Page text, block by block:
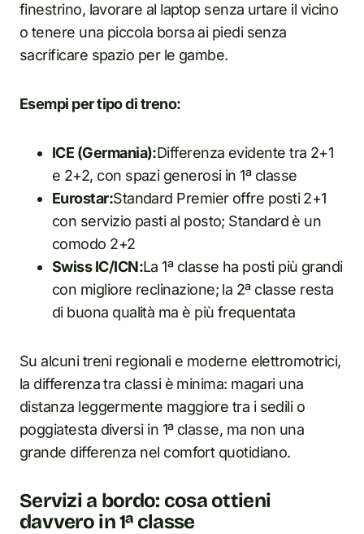
finestrino, lavorare al laptop senza urtare il vicino
o tenere una piccola borsa ai piedi senza
sacrificare spazio per le gambe.
Esempi per tipo di treno:
ICE (Germania):Differenza evidente tra 2+1
e 2+2, con spazi generosi in 1ª classe
Eurostar:Standard Premier offre posti 2+1
con servizio pasti al posto; Standard è un
comodo 2+2
Swiss IC/ICN:La 1ª classe ha posti più grandi
con migliore reclinazione; la 2ª classe resta
di buona qualità ma è più frequentata
Su alcuni treni regionali e moderne elettromotrici,
la differenza tra classi è minima: magari una
distanza leggermente maggiore tra i sedili o
poggiatesta diversi in 1ª classe, ma non una
grande differenza nel comfort quotidiano.
Servizi a bordo: cosa ottieni
davvero in 1ª classe